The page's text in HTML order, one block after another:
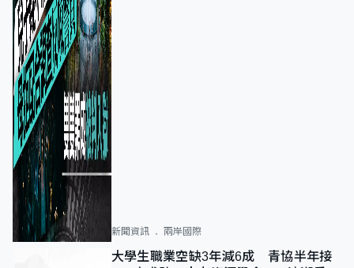
新聞資訊 兩岸國際
大學生職業空缺3年減6成 青協半年接